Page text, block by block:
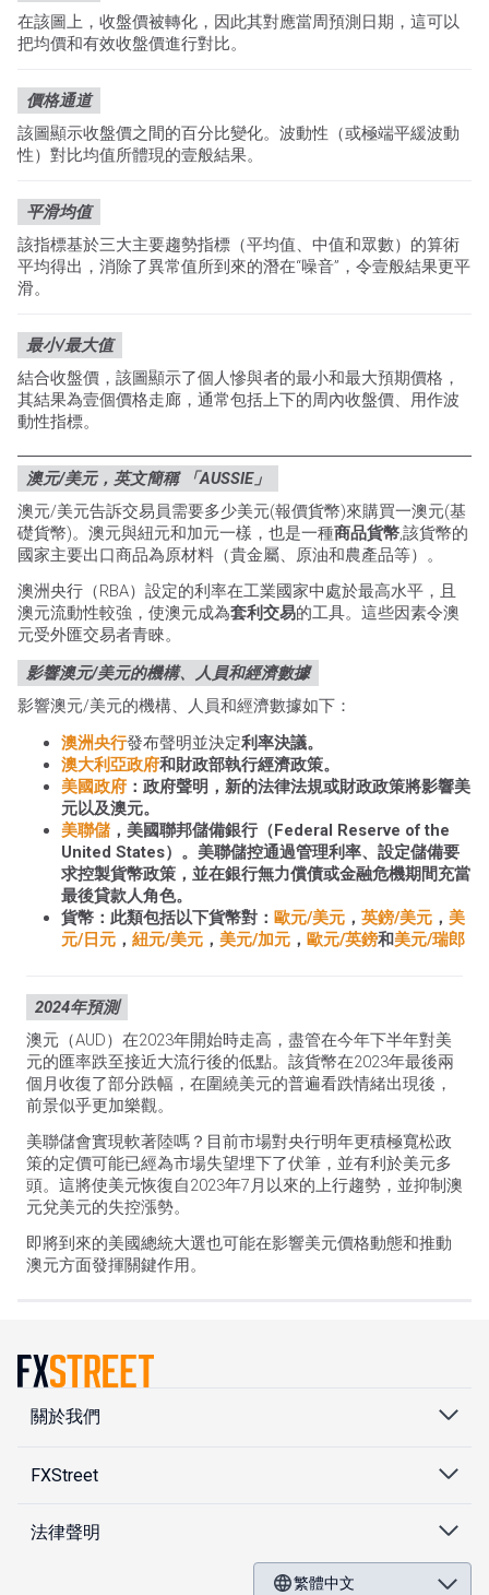
在該圖上，收盤價被轉化，因此其對應當周預測日期，這可以
把均價和有效收盤價進行對比。
價格通道
該圖顯示收盤價之間的百分比變化。波動性（或極端平緩波動
性）對比均值所體現的壹般結果。
平滑均值
該指標基於三大主要趨勢指標（平均值、中值和眾數）的算術
平均得出，消除了異常值所到來的潛在“噪音”，令壹般結果更平
滑。
最小/最大值
結合收盤價，該圖顯示了個人慘與者的最小和最大預期價格，
其結果為壹個價格走廊，通常包括上下的周內收盤價、用作波
動性指標。
澳元/美元，英文簡稱 「AUSSIE」
澳元/美元告訴交易員需要多少美元(報價貨幣)來購買一澳元(基
礎貨幣)。澳元與紐元和加元一樣，也是一種商品貨幣,該貨幣的
國家主要出口商品為原材料（貴金屬、原油和農產品等）。
澳洲央行（RBA）設定的利率在工業國家中處於最高水平，且
澳元流動性較強，使澳元成為套利交易的工具。這些因素令澳
元受外匯交易者青睞。
影響澳元/美元的機構、人員和經濟數據
影響澳元/美元的機構、人員和經濟數據如下：
澳洲央行發布聲明並決定利率決議。
澳大利亞政府和財政部執行經濟政策。
美國政府 ：政府聲明，新的法律法規或財政政策將影響美
元以及澳元。
美聯儲 ，美國聯邦儲備銀行（Federal Reserve of the
United States）。美聯儲控通過管理利率、設定儲備要
求控製貨幣政策，並在銀行無力償債或金融危機期間充當
最後貸款人角色。
貨幣： 此類包括以下貨幣對： 歐元/美元 ， 英鎊/美元 ， 美
元/日元 ， 紐元/美元 ， 美元/加元 ， 歐元/英鎊和美元/瑞郎
2024年預測
澳元（AUD）在2023年開始時走高，盡管在今年下半年對美
元的匯率跌至接近大流行後的低點。該貨幣在2023年最後兩
個月收復了部分跌幅，在圍繞美元的普遍看跌情緒出現後，
前景似乎更加樂觀。
美聯儲會實現軟著陸嗎？目前市場對央行明年更積極寬松政
策的定價可能已經為市場失望埋下了伏筆，並有利於美元多
頭。這將使美元恢復自2023年7月以來的上行趨勢，並抑制澳
元兌美元的失控漲勢。
即將到來的美國總統大選也可能在影響美元價格動態和推動
澳元方面發揮關鍵作用。
關於我們
FXStreet
法律聲明
繁體中文